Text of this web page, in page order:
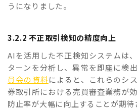
うになりました。
3.2.2 不正取引検知の精度向上
AIを活用した不正検知システムは
ターンを分析し、異常を即座に検
員会の資料によると、これらのシ
券取引所における売買審査業務が
防止率が大幅に向上することが期待